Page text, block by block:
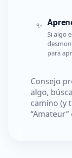
✨
Si algo
para
Consejo
algo,
camino (y
“Amateur”